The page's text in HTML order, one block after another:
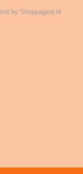
by Shoppagina.nl